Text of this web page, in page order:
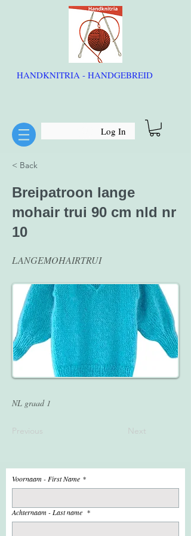
HANDKNITRIA - HANDGEBREID
Log In
< Back
Breipatroon lange
mohair trui 90 cm nld nr
10
LANGEMOHAIRTRUI
NL graad 1
Previous Next
Voornaam - First Name *
Achternaam - Last name *